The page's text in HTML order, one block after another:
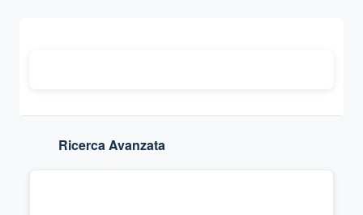
Ricerca Avanzata